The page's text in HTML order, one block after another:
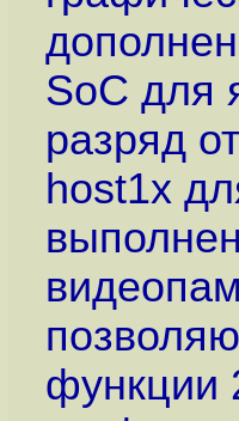
SoC для
разряд
host1x
функции